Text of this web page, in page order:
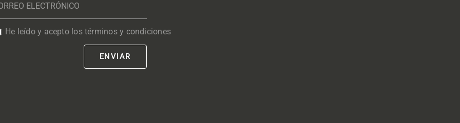
He leído y acepto los términos y condiciones